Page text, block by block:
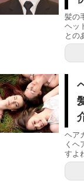
髪の
ヘッ
との
ヘア
くヘ
すよ